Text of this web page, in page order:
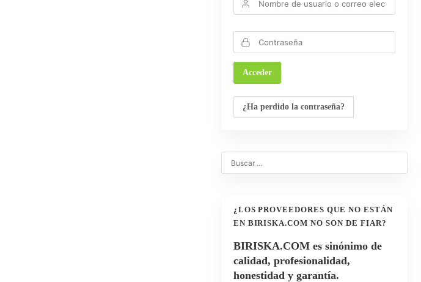
¿Ha perdido la contraseña?
¿LOS PROVEEDORES QUE NO ESTÁN
EN BIRISKA.COM NO SON DE FIAR?
BIRISKA.COM es sinónimo de
calidad, profesionalidad,
honestidad y garantía.